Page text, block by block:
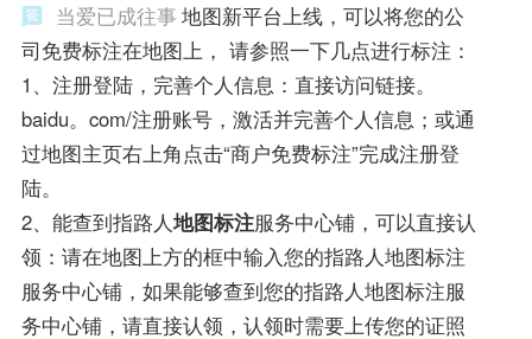
当爱已成往事 地图新平台上线，可以将您的公
司免费标注在地图上， 请参照一下几点进行标注：
1、注册登陆，完善个人信息：直接访问链接。
baidu。com/注册账号，激活并完善个人信息；或通
过地图主页右上角点击“商户免费标注”完成注册登
陆。
2、能查到指路人地图标注服务中心铺，可以直接认
领：请在地图上方的框中输入您的指路人地图标注
服务中心铺，如果能够查到您的指路人地图标注服
务中心铺，请直接认领，认领时需要上传您的证照